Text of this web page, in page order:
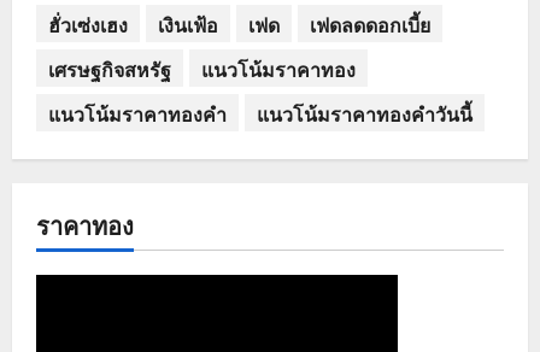
ฮั่วเซ่งเฮง
เงินเฟ้อ เฟด
เฟดลดดอกเบี้ย
เศรษฐกิจสหรัฐ
แนวโน้มราคาทอง
แนวโน้มราคาทองคำ
แนวโน้มราคาทองคำวันนี้
ราคาทอง